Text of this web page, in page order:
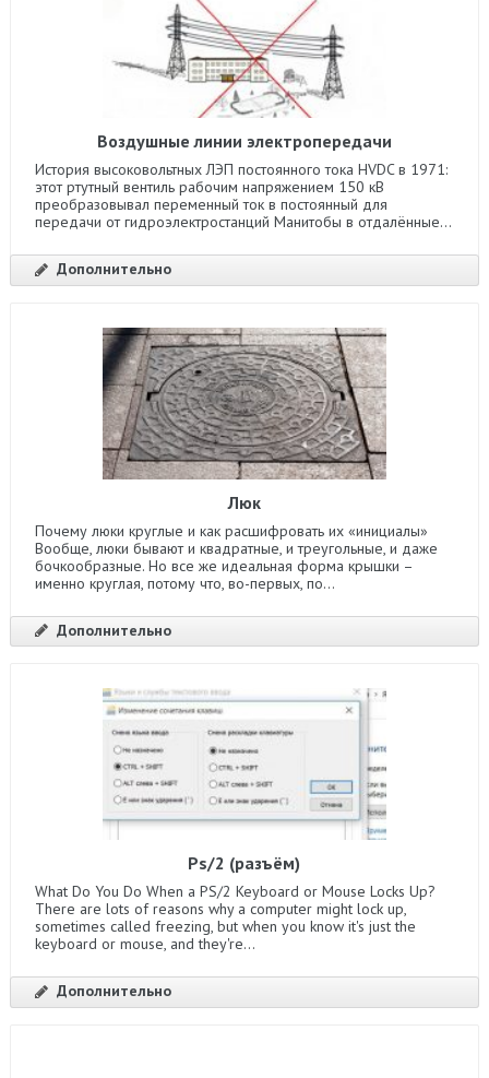
Воздушные линии электропередачи
История высоковольтных ЛЭП постоянного тока HVDC в 1971:
этот ртутный вентиль рабочим напряжением 150 кВ
преобразовывал переменный ток в постоянный для
передачи от гидроэлектростанций Манитобы в отдалённые...
Дополнительно
Люк
Почему люки круглые и как расшифровать их «инициалы»
Вообще, люки бывают и квадратные, и треугольные, и даже
бочкообразные. Но все же идеальная форма крышки –
именно круглая, потому что, во-первых, по...
Дополнительно
Ps/2 (разъём)
What Do You Do When a PS/2 Keyboard or Mouse Locks Up?
There are lots of reasons why a computer might lock up,
sometimes called freezing, but when you know it's just the
keyboard or mouse, and they're...
Дополнительно